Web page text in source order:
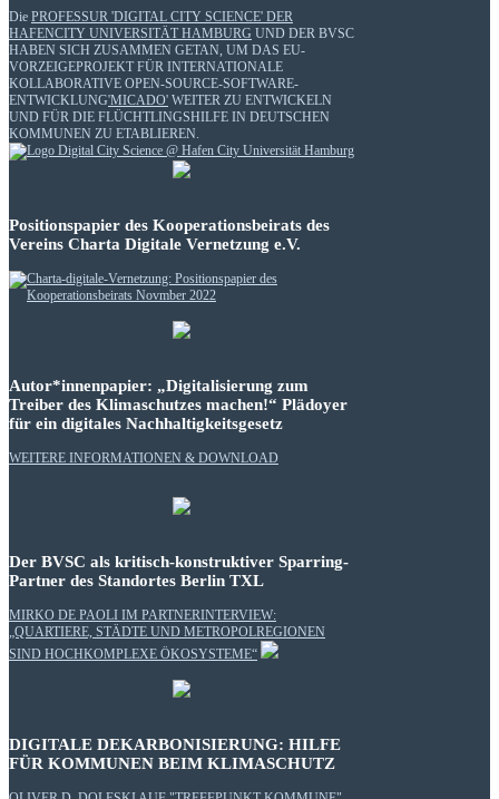
Die PROFESSUR 'DIGITAL CITY SCIENCE' DER
HAFENCITY UNIVERSITÄT HAMBURG UND DER BVSC
HABEN SICH ZUSAMMEN GETAN, UM DAS EU-
VORZEIGEPROJEKT FÜR INTERNATIONALE
KOLLABORATIVE OPEN-SOURCE-SOFTWARE-
ENTWICKLUNG'MICADO' WEITER ZU ENTWICKELN
UND FÜR DIE FLÜCHTLINGSHILFE IN DEUTSCHEN
KOMMUNEN ZU ETABLIEREN.
Positionspapier des Kooperationsbeirats des
Vereins Charta Digitale Vernetzung e.V.
Autor*innenpapier: „Digitalisierung zum
Treiber des Klimaschutzes machen!“ Plädoyer
für ein digitales Nachhaltigkeitsgesetz
WEITERE INFORMATIONEN & DOWNLOAD
Der BVSC als kritisch-konstruktiver Sparring-
Partner des Standortes Berlin TXL
MIRKO DE PAOLI IM PARTNERINTERVIEW:
„QUARTIERE, STÄDTE UND METROPOLREGIONEN
SIND HOCHKOMPLEXE ÖKOSYSTEME“
DIGITALE DEKARBONISIERUNG: HILFE
FÜR KOMMUNEN BEIM KLIMASCHUTZ